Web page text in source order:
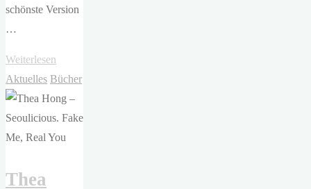
schönste Version
…
Weiterlesen
Maria
Thomas
–
Die
Aktuelles Bücher
Thea